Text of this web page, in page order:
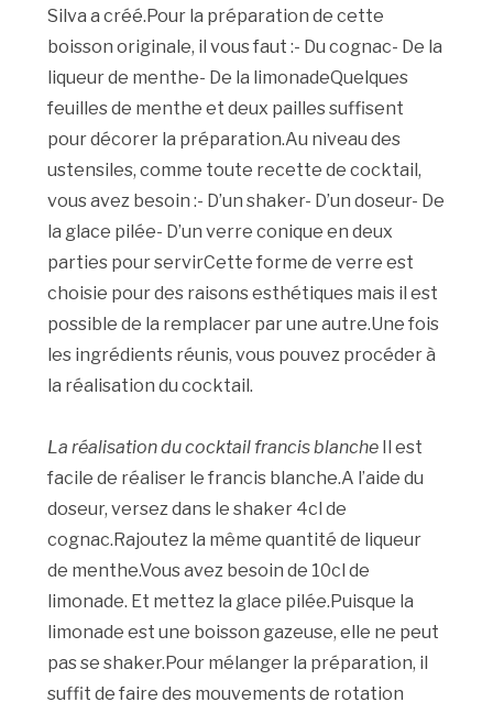
Silva a créé.Pour la préparation de cette
boisson originale, il vous faut :- Du cognac- De la
liqueur de menthe- De la limonadeQuelques
feuilles de menthe et deux pailles suffisent
pour décorer la préparation.Au niveau des
ustensiles, comme toute recette de cocktail,
vous avez besoin :- D’un shaker- D’un doseur- De
la glace pilée- D’un verre conique en deux
parties pour servirCette forme de verre est
choisie pour des raisons esthétiques mais il est
possible de la remplacer par une autre.Une fois
les ingrédients réunis, vous pouvez procéder à
la réalisation du cocktail.
La réalisation du cocktail francis blanche Il est
facile de réaliser le francis blanche.A l’aide du
doseur, versez dans le shaker 4cl de
cognac.Rajoutez la même quantité de liqueur
de menthe.Vous avez besoin de 10cl de
limonade. Et mettez la glace pilée.Puisque la
limonade est une boisson gazeuse, elle ne peut
pas se shaker.Pour mélanger la préparation, il
suffit de faire des mouvements de rotation